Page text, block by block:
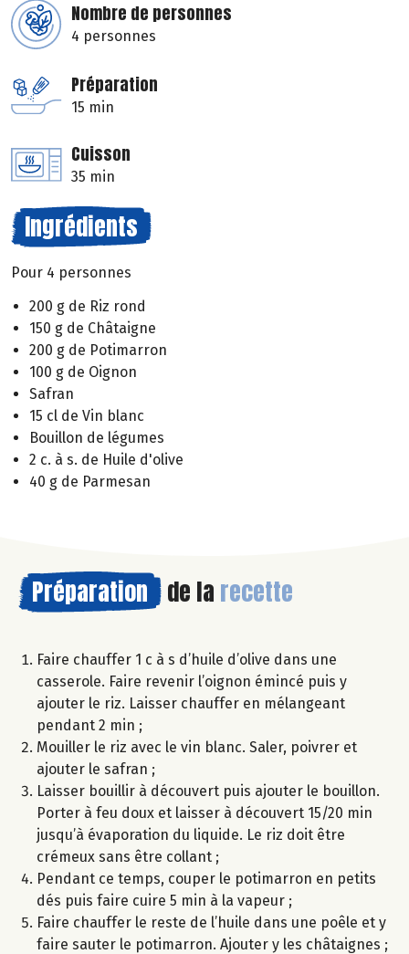
Nombre de personnes
4 personnes
Préparation
15 min
Cuisson
35 min
Ingrédients
Pour 4 personnes
200 g de Riz rond
150 g de Châtaigne
200 g de Potimarron
100 g de Oignon
Safran
15 cl de Vin blanc
Bouillon de légumes
2 c. à s. de Huile d'olive
40 g de Parmesan
Préparation de la recette
Faire chauffer 1 c à s d’huile d’olive dans une
casserole. Faire revenir l’oignon émincé puis y
ajouter le riz. Laisser chauffer en mélangeant
pendant 2 min ;
Mouiller le riz avec le vin blanc. Saler, poivrer et
ajouter le safran ;
Laisser bouillir à découvert puis ajouter le bouillon.
Porter à feu doux et laisser à découvert 15/20 min
jusqu’à évaporation du liquide. Le riz doit être
crémeux sans être collant ;
Pendant ce temps, couper le potimarron en petits
dés puis faire cuire 5 min à la vapeur ;
Faire chauffer le reste de l’huile dans une poêle et y
faire sauter le potimarron. Ajouter y les châtaignes ;